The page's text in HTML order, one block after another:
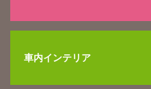
車内インテリア